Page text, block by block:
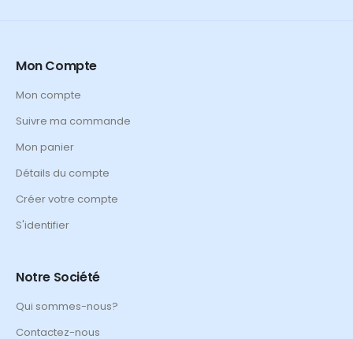
Mon Compte
Mon compte
Suivre ma commande
Mon panier
Détails du compte
Créer votre compte
S'identifier
Notre Société
Qui sommes-nous?
Contactez-nous